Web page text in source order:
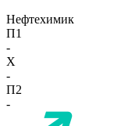
Нефтехимик
П1
-
X
-
П2
-